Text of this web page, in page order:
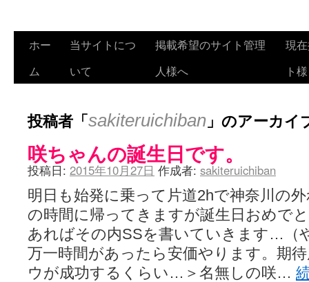
ホー
ム
当サイトにつ
いて
掲載希望のサイト管理
人様へ
現
ト様
投稿者「sakiteruichiban 」のアーカイ
咲ちゃんの誕生日です。
投稿日: 2015年10月27日 作成者: sakiteruichiban
明日も始発に乗って片道2hで神奈川の
の時間に帰ってきますが誕生日おめで
あればその内SSを書いていきます…（
万一時間があったら安価やります。期
ウが成功するくらい…＞名無しの咲…